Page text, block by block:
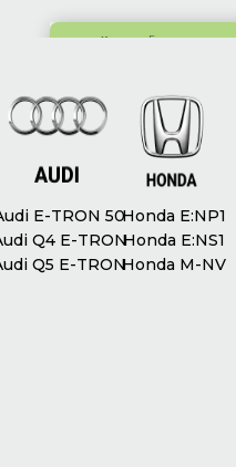
Киев:ул. Гетьмана
E-TRON 50
Q4 E-TRON
Q5 E-TRON
Honda E:NP1
Honda E:NS1
Honda M-NV